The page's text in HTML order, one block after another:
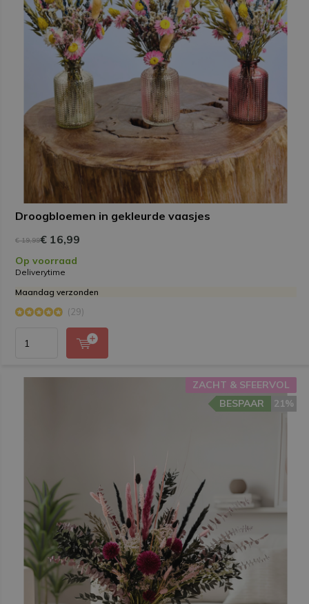
Droogbloemen in gekleurde vaasjes
€ 19,99€ 16,99
Op voorraad
Deliverytime
Maandag verzonden
(29)
ZACHT & SFEERVOL
21%
BESPAAR